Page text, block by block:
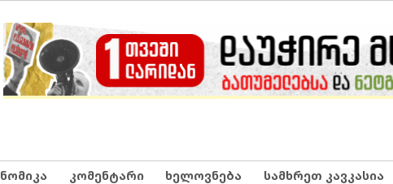
კომენტარი ხელოვნება სამხრეთ კავკასია